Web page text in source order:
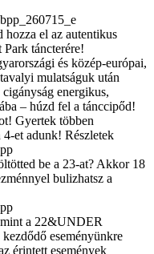
hozza el az autentikus
táncterére!
és közép-európai,
mulatságuk után
energikus,
– húzd fel a tánccipőd!
Gyertek többen
et adunk! Részletek
be a 23-at? Akkor 18
bulizhatsz a
a 22&UNDER
eseményünkre
érintett események